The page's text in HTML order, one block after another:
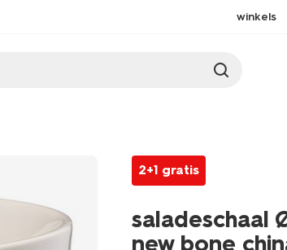
winkels
2+1 gratis
saladeschaal
new bone